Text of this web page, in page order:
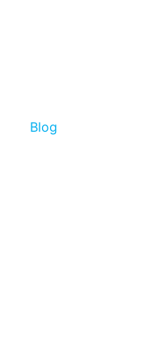
Blog